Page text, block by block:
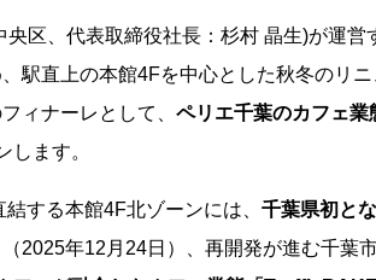
区、代表取締役社長：杉村 晶生)が運営
駅直上の本館4Fを中心とした秋冬のリ
ィナーレとして、 ペリエ千葉のカフェ業
ます。
する本館4F北ゾーンには、 千葉県初と
（2025年12月24日）、再開発が進む千葉